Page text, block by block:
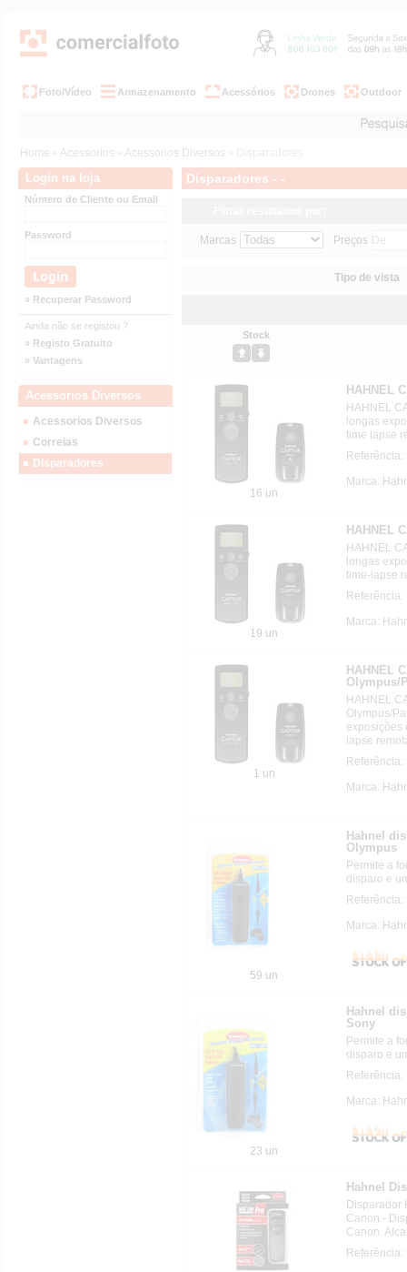
Foto/Vídeo Armazenamento Acessórios Drones Outdoor
Home » Acessorios » Acessorios Diversos » Disparadores
Login na loja
Número de Cliente ou Email
Password
» Recuperar Password
Ainda não se registou ?
» Registo Gratuito
» Vantagens
Acessorios Diversos
Acessorios Diversos
Correias
Disparadores
Disparadores - -
Marcas Preços
Tipo de vista
Stock
16 un
HAHNEL
HAHNEL
longas
time lapse
Marca:
19 un
HAHNEL
HAHNEL
longas
time-lapse
Marca:
1 un
HAHNEL
Olympus/
HAHNEL
Olympus/
exposições
lapse
Marca:
59 un
Hahnel
Olympus
Permite a
disparo e
Marca:
23 un
Hahnel
Sony
Permite a
disparo e
Marca:
Hahnel
Disparador
Canon -
Canon.